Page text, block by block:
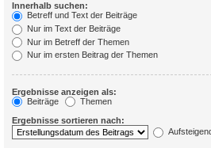
Innerhalb suchen:
Betreff und Text der Beiträge
Nur im Text der Beiträge
Nur im Betreff der Themen
Nur im ersten Beitrag der Themen
Ergebnisse anzeigen als:
Beiträge
Themen
Ergebnisse sortieren nach: